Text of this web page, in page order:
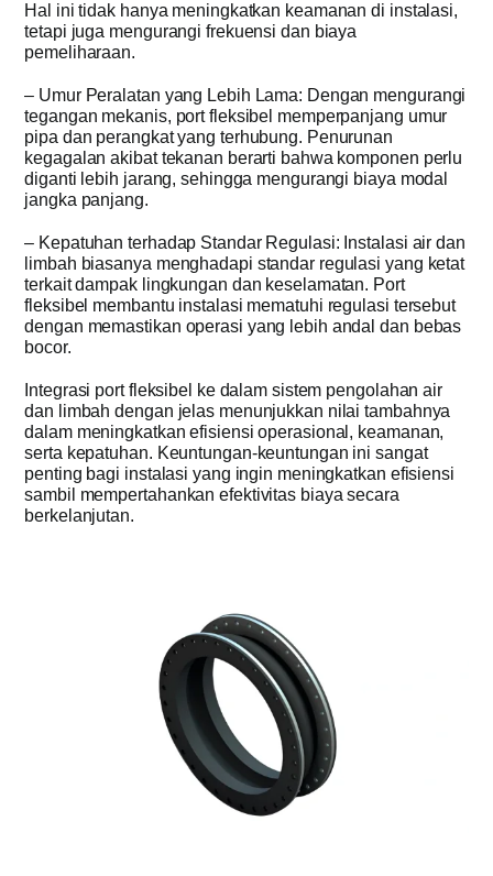
Hal ini tidak hanya meningkatkan keamanan di instalasi,
tetapi juga mengurangi frekuensi dan biaya
pemeliharaan.
– Umur Peralatan yang Lebih Lama: Dengan mengurangi
tegangan mekanis, port fleksibel memperpanjang umur
pipa dan perangkat yang terhubung. Penurunan
kegagalan akibat tekanan berarti bahwa komponen perlu
diganti lebih jarang, sehingga mengurangi biaya modal
jangka panjang.
– Kepatuhan terhadap Standar Regulasi: Instalasi air dan
limbah biasanya menghadapi standar regulasi yang ketat
terkait dampak lingkungan dan keselamatan. Port
fleksibel membantu instalasi mematuhi regulasi tersebut
dengan memastikan operasi yang lebih andal dan bebas
bocor.
Integrasi port fleksibel ke dalam sistem pengolahan air
dan limbah dengan jelas menunjukkan nilai tambahnya
dalam meningkatkan efisiensi operasional, keamanan,
serta kepatuhan. Keuntungan-keuntungan ini sangat
penting bagi instalasi yang ingin meningkatkan efisiensi
sambil mempertahankan efektivitas biaya secara
berkelanjutan.